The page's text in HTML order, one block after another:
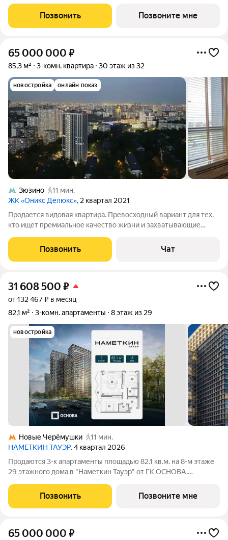
стремится к гармонии между динамичной городской жизнью и
отдыхом на природе.
Позвонить Позвоните мне
65 000 000 ₽
85,3 м² 3-комн. квартира 30 этаж из 32
новостройка онлайн показ
Зюзино
11 мин.
ЖК «Оникс Делюкс», 2 квартал 2021
Продается видовая квартира. Превосходный вариант для тех,
кто ищет премиальное качество жизни и захватывающие
квартиры: Панорамный обзор: Высокий 30-й этаж открывает
потрясающий вид на город и на
Позвонить Чат
31 608 500 ₽
от 132 467 ₽ в месяц
82,1 м²
3-комн. апартаменты 8 этаж из 29
новостройка
Новые Черёмушки
11 мин.
НАМЕТКИН ТАУЭР, 4 квартал 2026
Продаются 3-к апартаменты площадью 82.1 кв.м. на 8-м этаже
29 этажного дома в "Наметкин Тауэр" от ГК ОСНОВА.
обслуживанием, располагается в районе Черёмушки на Юго-
Западе Москвы. Архитектура от
Позвонить Позвоните мне
65 000 000 ₽